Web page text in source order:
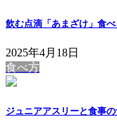
飲む点滴「あまざけ」食
2025年4月18日
食べ方
ジュニアアスリーと食事